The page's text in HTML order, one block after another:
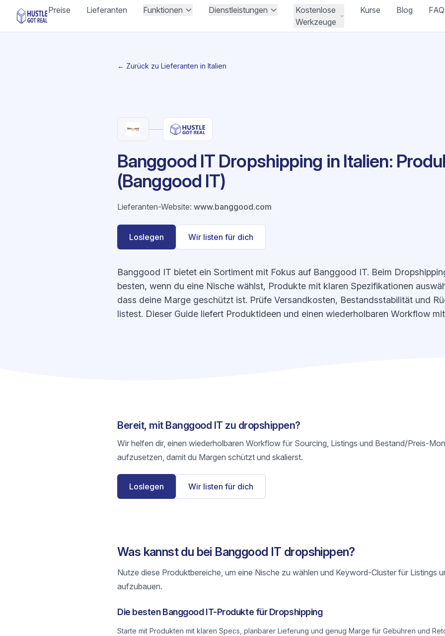
Preise Lieferanten Funktionen Dienstleistungen
Kostenlose
Werkzeuge
Kurse Blog FAQ
← Zurück zu Lieferanten in Italien
Banggood IT Dropshipping in Italien:
(Banggood IT)
Lieferanten-Website: www.banggood.com
Loslegen Wir listen für dich
Banggood IT bietet ein Sortiment mit Fokus auf Banggood IT. Beim
besten, wenn du eine Nische wählst, Produkte mit klaren Spezifikationen
dass deine Marge geschützt ist. Prüfe Versandkosten, Bestandsstabilität und
listest. Dieser Guide liefert Produktideen und einen wiederholbaren Workflow
Bereit, mit Banggood IT zu dropshippen?
Wir helfen dir, einen wiederholbaren Workflow für Sourcing, Listings und Bestand/Preis-
aufzusetzen, damit du Margen schützt und skalierst.
Loslegen Wir listen für dich
Was kannst du bei Banggood IT dropshippen?
Nutze diese Produktbereiche, um eine Nische zu wählen und Keyword-Cluster für Listings
aufzubauen.
Die besten Banggood IT-Produkte für Dropshipping
Starte mit Produkten mit klaren Specs, planbarer Lieferung und genug Marge für Gebühren und